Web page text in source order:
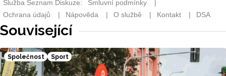
Související
Společnost Sport